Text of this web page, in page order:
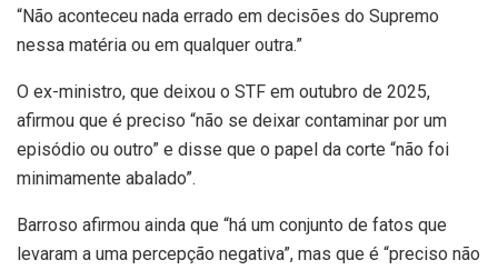
“Não aconteceu nada errado em decisões do Supremo
nessa matéria ou em qualquer outra.”
O ex-ministro, que deixou o STF em outubro de 2025,
afirmou que é preciso “não se deixar contaminar por um
episódio ou outro” e disse que o papel da corte “não foi
minimamente abalado”.
Barroso afirmou ainda que “há um conjunto de fatos que
levaram a uma percepção negativa”, mas que é “preciso não